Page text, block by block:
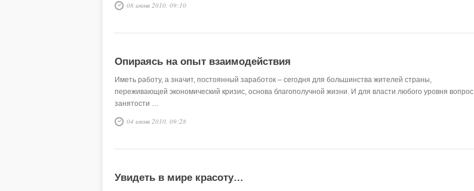
08 июня 2010, 09:10
Опираясь на опыт взаимодействия
Иметь работу, а значит, постоянный заработок – сегодня для большинства жителей страны,
переживающей экономический кризис, основа благополучной жизни. И для власти любого уровня вопрос
занятости …
04 июня 2010, 09:28
Увидеть в мире красоту…